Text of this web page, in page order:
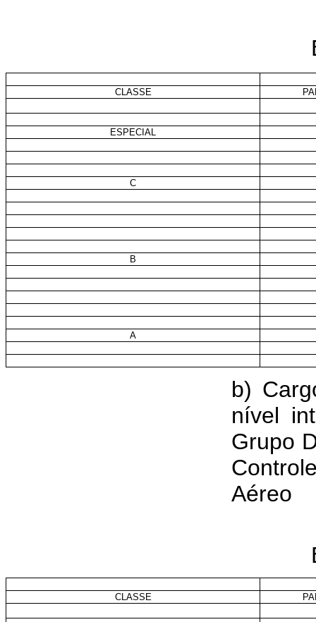
CLASSE
ESPECIAL
C
B
A
b)
nível
Grupo
Aéreo
CLASSE